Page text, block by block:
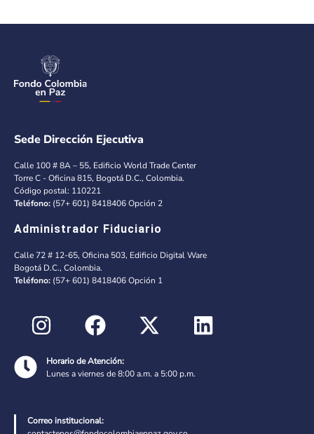
Sede Dirección Ejecutiva
Calle 100 # 8A – 55, Edificio World Trade Center
Torre C - Oficina 815, Bogotá D.C., Colombia.
Código postal: 110221
Teléfono: (57+ 601) 8418406 Opción 2
Administrador Fiduciario
Calle 72 # 12-65, Oficina 503, Edificio Digital Ware
Bogotá D.C., Colombia.
Teléfono: (57+ 601) 8418406 Opción 1
Horario de Atención:
Lunes a viernes de 8:00 a.m. a 5:00 p.m.
Correo institucional: